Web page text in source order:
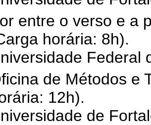
entre o verso e a
horária: 8h).
Federal
de Métodos e
12h).
de